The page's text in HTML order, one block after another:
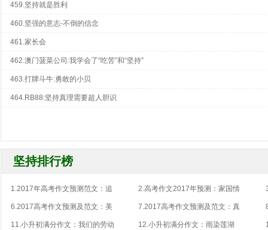
459.坚持就是胜利
460.坚强的意志-不倒的信念
461.家长会
462.澳门菠菜公司:我学会了“吃苦”和“坚持”
463.打牌斗牛:勇敢的小贝
464.RB88:坚持真理需要超人胆识
坚持排行榜
1.2017年高考作文预测范文：追 2.高考作文2017年预测：家国情
6.2017高考作文预测及范文：美 7.2017高考作文预测及范文：真
11.小升初满分作文：我们的劳动 12.小升初满分作文：雨染莲湖